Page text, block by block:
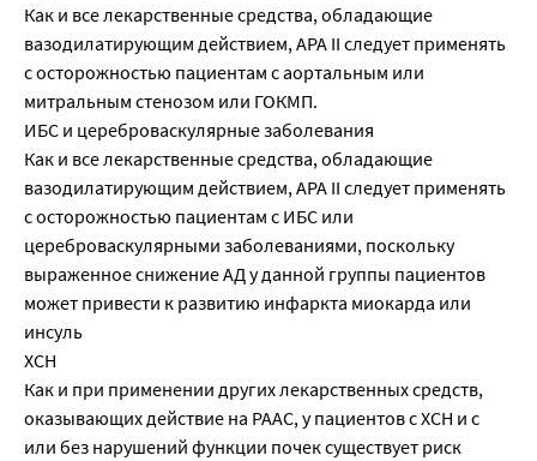
Как и все лекарственные средства, обладающие
вазодилатирующим действием, АРА II следует применять
с осторожностью пациентам с аортальным или
митральным стенозом или ГОКМП.
ИБС и цереброваскулярные заболевания
Как и все лекарственные средства, обладающие
вазодилатирующим действием, АРА II следует применять
с осторожностью пациентам с ИБС или
цереброваскулярными заболеваниями, поскольку
выраженное снижение АД у данной группы пациентов
может привести к развитию инфаркта миокарда или
инсуль
ХСН
Как и при применении других лекарственных средств,
оказывающих действие на РААС, у пациентов с ХСН и с
или без нарушений функции почек существует риск